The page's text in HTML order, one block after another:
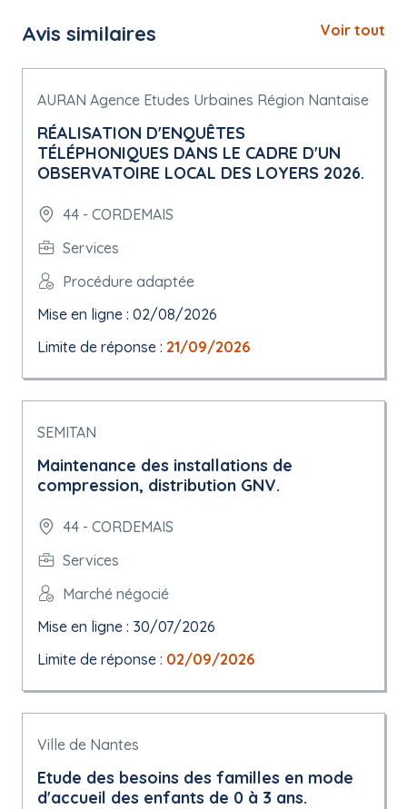
Avis similaires Voir tout
AURAN Agence Etudes Urbaines Région Nantaise
RÉALISATION D'ENQUÊTES
TÉLÉPHONIQUES DANS LE CADRE D'UN
OBSERVATOIRE LOCAL DES LOYERS 2026.
44 - CORDEMAIS
Services
Procédure adaptée
Mise en ligne : 02/08/2026
Limite de réponse : 21/09/2026
SEMITAN
Maintenance des installations de
compression, distribution GNV.
44 - CORDEMAIS
Services
Marché négocié
Mise en ligne : 30/07/2026
Limite de réponse : 02/09/2026
Ville de Nantes
Etude des besoins des familles en mode
d'accueil des enfants de 0 à 3 ans.